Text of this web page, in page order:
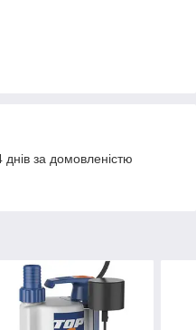
за домовленістю